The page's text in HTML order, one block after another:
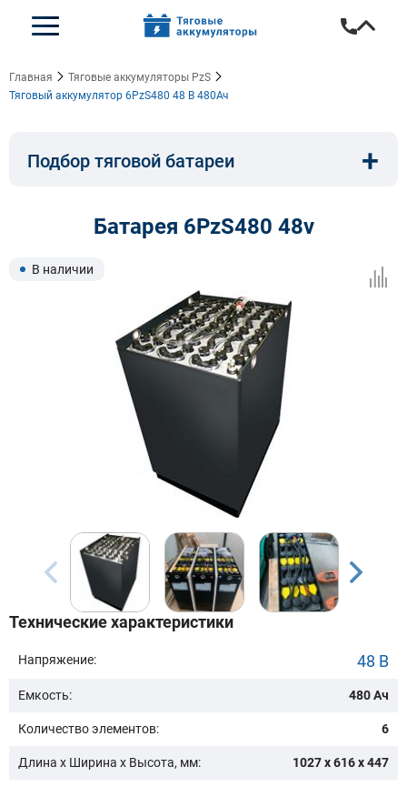
Главная
Тяговые аккумуляторы PzS
Тяговый аккумулятор 6PzS480 48 В 480Ач
Подбор тяговой батареи
Тип:
Высота, мм:
Модель:
Сначала выберите бренд
Очистить подбор
+
Батарея 6PzS480 48v
В наличии
Технические характеристики
Напряжение: 48 В
Емкость: 480 Ач
Количество элементов: 6
Длина х Ширина х Высота, мм: 1027 x 616 x 447